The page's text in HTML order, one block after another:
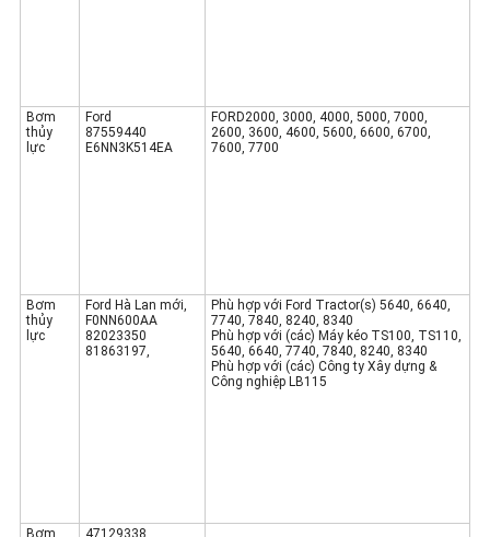
Bơm
thủy
lực
Ford
87559440
E6NN3K514EA
FORD2000, 3000, 4000, 5000, 7000,
2600, 3600, 4600, 5600, 6600, 6700,
7600, 7700
Bơm
thủy
lực
Ford Hà Lan mới,
F0NN600AA
82023350
81863197,
Phù hợp với Ford Tractor(s) 5640, 6640,
7740, 7840, 8240, 8340
Phù hợp với (các) Máy kéo TS100, TS110,
5640, 6640, 7740, 7840, 8240, 8340
Phù hợp với (các) Công ty Xây dựng &
Công nghiệp LB115